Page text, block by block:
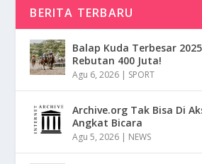
BERITA TERBARU
Balap Kuda Terbesar
Rebutan 400 Juta!
Agu 6, 2026 | SPORT
Archive.org Tak Bisa Di
Angkat Bicara
Agu 5, 2026 | NEWS